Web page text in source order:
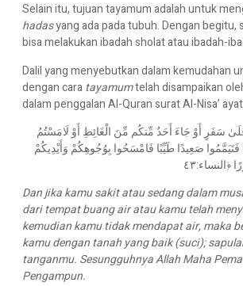
Selain itu, tujuan tayamum adalah untuk
hadasyang ada pada tubuh. Dengan begitu,
bisa melakukan ibadah sholat atau ibadah-
Dalil yang menyebutkan dalam kemudahan
dengan caratayamumtelah disampaikan
dalam penggalan Al-Quran surat Al-Nisa’
سَفَرٍ أَوْ جَاءَ أَحَدٌ مِّنكُم مِّنَ الْغَائِطِ أَوْ لَامَسْتُمُ
فَتَيَمَّمُوا صَعِيدًا طَيِّبًا فَامْسَحُوا بِوُجُوهِكُمْ وَأَيْدِيكُمْ
﴿النساء:٤٣
Dan jika kamu sakit atau sedang dalam
dari tempat buang air atau kamu telah
kemudian kamu tidak mendapat air, maka
kamu dengan tanah yang baik (suci);
tanganmu. Sesungguhnya Allah Maha
Pengampun.